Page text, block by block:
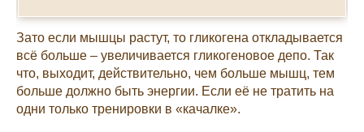
Зато если мышцы растут, то гликогена откладывается
всё больше – увеличивается гликогеновое депо. Так
что, выходит, действительно, чем больше мышц, тем
больше должно быть энергии. Если её не тратить на
одни только тренировки в «качалке».